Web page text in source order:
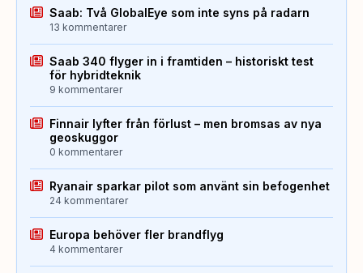
Saab: Två GlobalEye som inte syns på radarn
13 kommentarer
Saab 340 flyger in i framtiden – historiskt test
för hybridteknik
9 kommentarer
Finnair lyfter från förlust – men bromsas av nya
geoskuggor
0 kommentarer
Ryanair sparkar pilot som använt sin befogenhet
24 kommentarer
Europa behöver fler brandflyg
4 kommentarer